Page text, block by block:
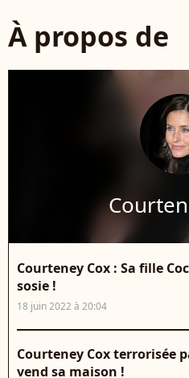
À propos de
Courteney Cox : Sa fille
sosie !
18 juin 2022 à 20:04
Courteney Cox terrorisée
vend sa maison !